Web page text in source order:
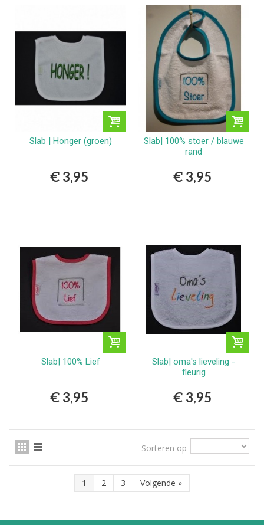
Slab | Honger (groen)
€ 3,95
Slab| 100% stoer / blauwe
rand
€ 3,95
Slab| 100% Lief
€ 3,95
Slab| oma's lieveling -
fleurig
€ 3,95
Sorteren op
1 2 3 Volgende »